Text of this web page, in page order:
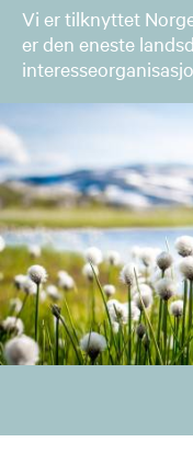
Vi er tilknyttet
er den eneste